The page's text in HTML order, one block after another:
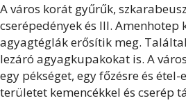
A város korát gyűrűk,
cserépedények és III. Amenhotep
agyagtéglák erősítik meg.
lezáró agyagkupakokat is. A
egy pékséget, egy főzésre és
területet kemencékkel és cserép